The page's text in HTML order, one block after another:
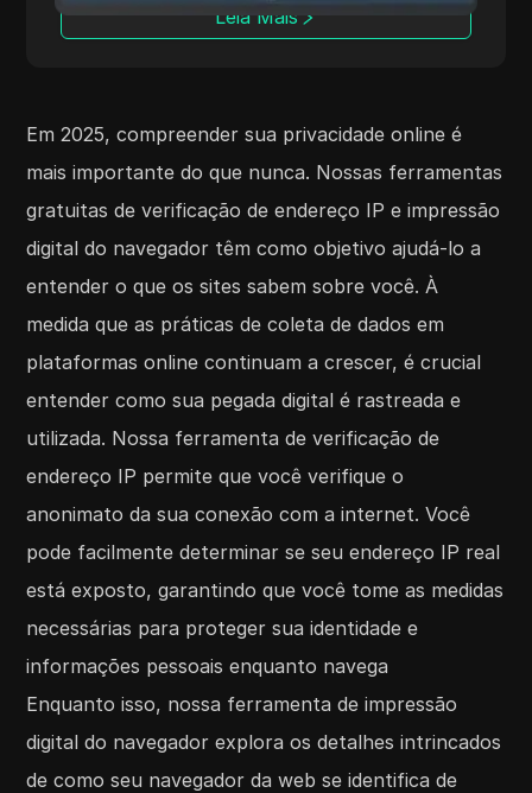
os usuários podem monitorar e proteger
efetivamente seu anonimato na internet.
Leia Mais
Em 2025, compreender sua privacidade online é
mais importante do que nunca. Nossas ferramentas
gratuitas de verificação de endereço IP e impressão
digital do navegador têm como objetivo ajudá-lo a
entender o que os sites sabem sobre você. À
medida que as práticas de coleta de dados em
plataformas online continuam a crescer, é crucial
entender como sua pegada digital é rastreada e
utilizada. Nossa ferramenta de verificação de
endereço IP permite que você verifique o
anonimato da sua conexão com a internet. Você
pode facilmente determinar se seu endereço IP real
está exposto, garantindo que você tome as medidas
necessárias para proteger sua identidade e
informações pessoais enquanto navega
Enquanto isso, nossa ferramenta de impressão
digital do navegador explora os detalhes intrincados
de como seu navegador da web se identifica de